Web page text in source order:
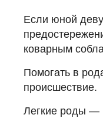
Если юной
коварным
Помогать в
происшествие.
Легкие роды —